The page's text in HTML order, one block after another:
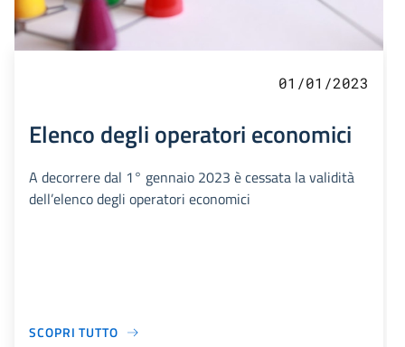
01/01/2023
Elenco degli operatori economici
A decorrere dal 1° gennaio 2023 è cessata la validità
dell’elenco degli operatori economici
SCOPRI TUTTO